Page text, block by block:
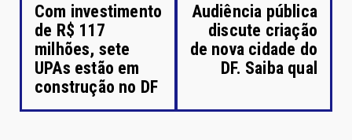
Com investimento
de R$ 117
milhões, sete
UPAs estão em
construção no DF
Audiência pública
discute criação
de nova cidade do
DF. Saiba qual